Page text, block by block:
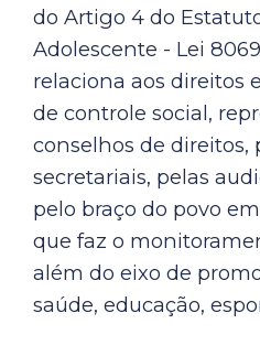
do Artigo 4 do
Adolescente - Lei
relaciona aos direitos
de controle social,
conselhos de direitos,
secretariais, pelas
pelo braço do povo
que faz o
além do eixo de
saúde, educação,